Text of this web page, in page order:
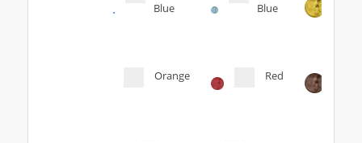
Blue
Blue
Orange Red